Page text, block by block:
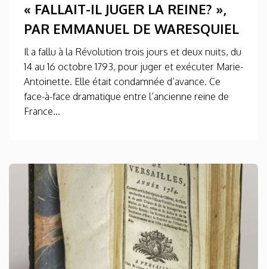
« FALLAIT-IL JUGER LA REINE? »,
PAR EMMANUEL DE WARESQUIEL
Il a fallu à la Révolution trois jours et deux nuits, du
14 au 16 octobre 1793, pour juger et exécuter Marie-
Antoinette. Elle était condamnée d’avance. Ce
face-à-face dramatique entre l’ancienne reine de
France...